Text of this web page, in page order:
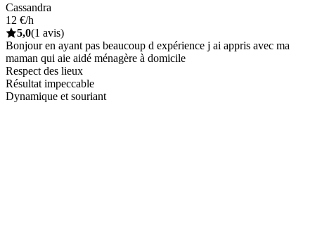
Cassandra
12 €/h
5,0(1 avis)
Bonjour en ayant pas beaucoup d expérience j ai appris avec ma
maman qui aie aidé ménagère à domicile
Respect des lieux
Résultat impeccable
Dynamique et souriant